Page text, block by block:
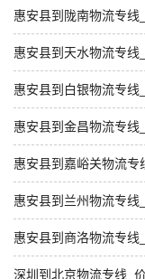
惠安县到陇南物流专线
惠安县到天水物流专线
惠安县到白银物流专线
惠安县到金昌物流专线
惠安县到嘉峪关物流专
惠安县到兰州物流专线
惠安县到商洛物流专线
深圳到北京物流专线_